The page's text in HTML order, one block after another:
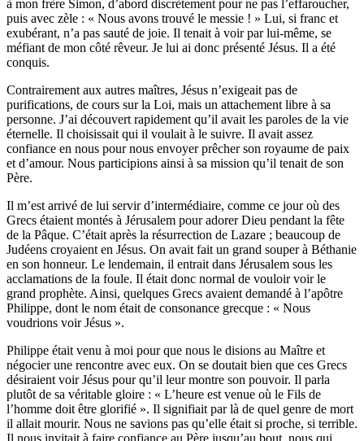
à mon frère Simon, d’abord discrètement pour ne pas l’effaroucher,
puis avec zèle : « Nous avons trouvé le messie ! » Lui, si franc et
exubérant, n’a pas sauté de joie. Il tenait à voir par lui-même, se
méfiant de mon côté rêveur. Je lui ai donc présenté Jésus. Il a été
conquis.
Contrairement aux autres maîtres, Jésus n’exigeait pas de
purifications, de cours sur la Loi, mais un attachement libre à sa
personne. J’ai découvert rapidement qu’il avait les paroles de la vie
éternelle. Il choisissait qui il voulait à le suivre. Il avait assez
confiance en nous pour nous envoyer prêcher son royaume de paix
et d’amour. Nous participions ainsi à sa mission qu’il tenait de son
Père.
Il m’est arrivé de lui servir d’intermédiaire, comme ce jour où des
Grecs étaient montés à Jérusalem pour adorer Dieu pendant la fête
de la Pâque. C’était après la résurrection de Lazare ; beaucoup de
Judéens croyaient en Jésus. On avait fait un grand souper à Béthanie
en son honneur. Le lendemain, il entrait dans Jérusalem sous les
acclamations de la foule. Il était donc normal de vouloir voir le
grand prophète. Ainsi, quelques Grecs avaient demandé à l’apôtre
Philippe, dont le nom était de consonance grecque : « Nous
voudrions voir Jésus ».
Philippe était venu à moi pour que nous le disions au Maître et
négocier une rencontre avec eux. On se doutait bien que ces Grecs
désiraient voir Jésus pour qu’il leur montre son pouvoir. Il parla
plutôt de sa véritable gloire : « L’heure est venue où le Fils de
l’homme doit être glorifié ». Il signifiait par là de quel genre de mort
il allait mourir. Nous ne savions pas qu’elle était si proche, si terrible.